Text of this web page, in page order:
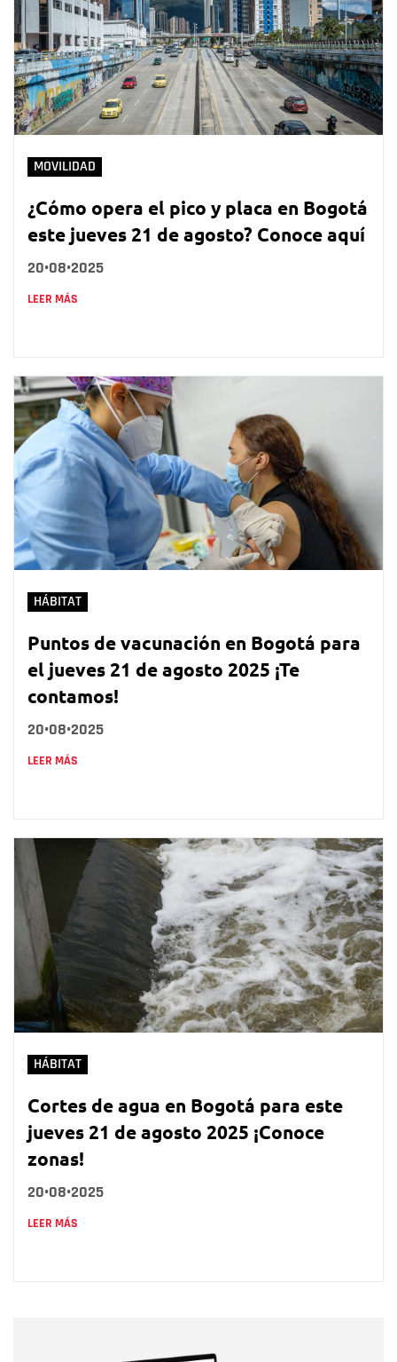
MOVILIDAD
¿Cómo opera el pico y placa en Bogotá
este jueves 21 de agosto? Conoce aquí
20•08•2025
LEER MÁS
HÁBITAT
Puntos de vacunación en Bogotá para
el jueves 21 de agosto 2025 ¡Te
contamos!
20•08•2025
LEER MÁS
HÁBITAT
Cortes de agua en Bogotá para este
jueves 21 de agosto 2025 ¡Conoce
zonas!
20•08•2025
LEER MÁS